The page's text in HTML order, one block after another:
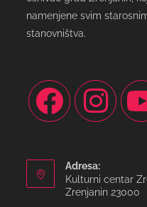
namenjene svim
stanovništva.
Adresa:
Kulturni centar
Zrenjanin 23000